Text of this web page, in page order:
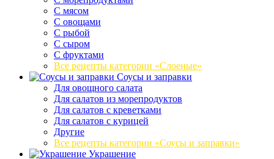
С мясом
С овощами
С рыбой
С сыром
С фруктами
Все рецепты категории «Слоеные»
Соусы и заправки
Для овощного салата
Для салатов из морепродуктов
Для салатов с креветками
Для салатов с курицей
Другие
Все рецепты категории «Соусы и заправки»
Украшение